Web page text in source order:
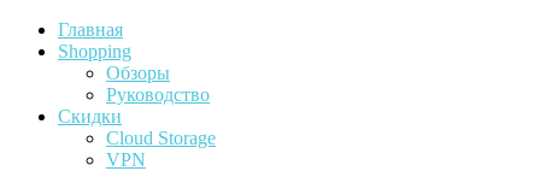
Главная
Shopping
Обзоры
Руководство
Скидки
Cloud Storage
VPN